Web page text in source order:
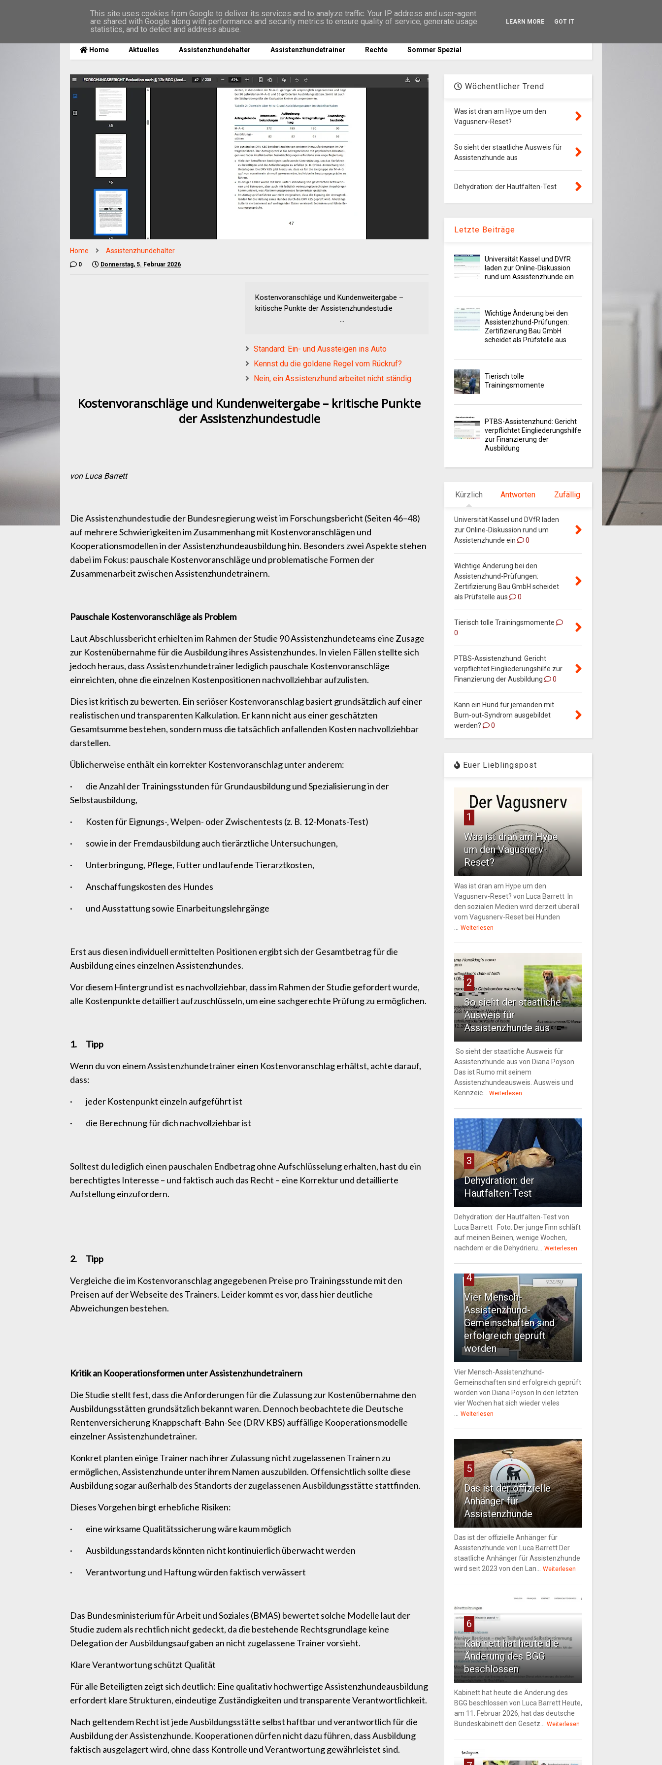
MENU Suche
Home Aktuelles Assistenzhundehalter Assistenzhundetrainer Rechte Sommer Spezial
Home Assistenzhundehalter
0 Donnerstag, 5. Februar 2026
Kostenvoranschläge und Kundenweitergabe –
kritische Punkte der Assistenzhundestudie
...
Standard: Ein- und Aussteigen ins Auto
Kennst du die goldene Regel vom Rückruf?
Nein, ein Assistenzhund arbeitet nicht ständig
Kostenvoranschläge und Kundenweitergabe – kritische Punkte
der Assistenzhundestudie
von Luca Barrett
Die Assistenzhundestudie der Bundesregierung weist im Forschungsbericht (Seiten 46–48)
auf mehrere Schwierigkeiten im Zusammenhang mit Kostenvoranschlägen und
Kooperationsmodellen in der Assistenzhundeausbildung hin. Besonders zwei Aspekte stehen
dabei im Fokus: pauschale Kostenvoranschläge und problematische Formen der
Zusammenarbeit zwischen Assistenzhundetrainern.
Pauschale Kostenvoranschläge als Problem
Laut Abschlussbericht erhielten im Rahmen der Studie 90 Assistenzhundeteams eine Zusage
zur Kostenübernahme für die Ausbildung ihres Assistenzhundes. In vielen Fällen stellte sich
jedoch heraus, dass Assistenzhundetrainer lediglich pauschale Kostenvoranschläge
einreichten, ohne die einzelnen Kostenpositionen nachvollziehbar aufzulisten.
Dies ist kritisch zu bewerten. Ein seriöser Kostenvoranschlag basiert grundsätzlich auf einer
realistischen und transparenten Kalkulation. Er kann nicht aus einer geschätzten
Gesamtsumme bestehen, sondern muss die tatsächlich anfallenden Kosten nachvollziehbar
darstellen.
Üblicherweise enthält ein korrekter Kostenvoranschlag unter anderem:
· die Anzahl der Trainingsstunden für Grundausbildung und Spezialisierung in der
Selbstausbildung,
· Kosten für Eignungs-, Welpen- oder Zwischentests (z. B. 12-Monats-Test)
· sowie in der Fremdausbildung auch tierärztliche Untersuchungen,
· Unterbringung, Pflege, Futter und laufende Tierarztkosten,
· Anschaffungskosten des Hundes
· und Ausstattung sowie Einarbeitungslehrgänge
Erst aus diesen individuell ermittelten Positionen ergibt sich der Gesamtbetrag für die
Ausbildung eines einzelnen Assistenzhundes.
Vor diesem Hintergrund ist es nachvollziehbar, dass im Rahmen der Studie gefordert wurde,
alle Kostenpunkte detailliert aufzuschlüsseln, um eine sachgerechte Prüfung zu ermöglichen.
1. Tipp
Wenn du von einem Assistenzhundetrainer einen Kostenvoranschlag erhältst, achte darauf,
dass:
· jeder Kostenpunkt einzeln aufgeführt ist
· die Berechnung für dich nachvollziehbar ist
Solltest du lediglich einen pauschalen Endbetrag ohne Aufschlüsselung erhalten, hast du ein
berechtigtes Interesse – und faktisch auch das Recht – eine Korrektur und detaillierte
Aufstellung einzufordern.
2. Tipp
Vergleiche die im Kostenvoranschlag angegebenen Preise pro Trainingsstunde mit den
Preisen auf der Webseite des Trainers. Leider kommt es vor, dass hier deutliche
Abweichungen bestehen.
Kritik an Kooperationsformen unter Assistenzhundetrainern
Die Studie stellt fest, dass die Anforderungen für die Zulassung zur Kostenübernahme den
Ausbildungsstätten grundsätzlich bekannt waren. Dennoch beobachtete die Deutsche
Rentenversicherung Knappschaft-Bahn-See (DRV KBS) auffällige Kooperationsmodelle
einzelner Assistenzhundetrainer.
Konkret planten einige Trainer nach ihrer Zulassung nicht zugelassenen Trainern zu
ermöglichen, Assistenzhunde unter ihrem Namen auszubilden. Offensichtlich sollte diese
Ausbildung sogar außerhalb des Standorts der zugelassenen Ausbildungsstätte stattfinden.
Dieses Vorgehen birgt erhebliche Risiken:
· eine wirksame Qualitätssicherung wäre kaum möglich
· Ausbildungsstandards könnten nicht kontinuierlich überwacht werden
· Verantwortung und Haftung würden faktisch verwässert
Das Bundesministerium für Arbeit und Soziales (BMAS) bewertet solche Modelle laut der
Studie zudem als rechtlich nicht gedeckt, da die bestehende Rechtsgrundlage keine
Delegation der Ausbildungsaufgaben an nicht zugelassene Trainer vorsieht.
Klare Verantwortung schützt Qualität
Für alle Beteiligten zeigt sich deutlich: Eine qualitativ hochwertige Assistenzhundeausbildung
erfordert klare Strukturen, eindeutige Zuständigkeiten und transparente Verantwortlichkeit.
Nach geltendem Recht ist jede Ausbildungsstätte selbst haftbar und verantwortlich für die
Ausbildung der Assistenzhunde. Kooperationen dürfen nicht dazu führen, dass Ausbildung
faktisch ausgelagert wird, ohne dass Kontrolle und Verantwortung gewährleistet sind.
Wöchentlicher Trend
Was ist dran am Hype um den
Vagusnerv-Reset?
So sieht der staatliche Ausweis für
Assistenzhunde aus
Dehydration: der Hautfalten-Test
Letzte Beiträge
Universität Kassel und DVfR
laden zur Online-Diskussion
rund um Assistenzhunde ein
Wichtige Änderung bei den
Assistenzhund-Prüfungen:
Zertifizierung Bau GmbH
scheidet als Prüfstelle aus
Tierisch tolle
Trainingsmomente
PTBS-Assistenzhund: Gericht
verpflichtet Eingliederungshilfe
zur Finanzierung der
Ausbildung
Kürzlich Antworten Zufällig
Universität Kassel und DVfR laden
zur Online-Diskussion rund um
Assistenzhunde ein
0
Wichtige Änderung bei den
Assistenzhund-Prüfungen:
Zertifizierung Bau GmbH scheidet
als Prüfstelle aus
0
Tierisch tolle Trainingsmomente
0
PTBS-Assistenzhund: Gericht
verpflichtet Eingliederungshilfe zur
Finanzierung der Ausbildung
0
Kann ein Hund für jemanden mit
Burn-out-Syndrom ausgebildet
werden?
0
Euer Lieblingspost
1
Was ist dran am Hype
um den Vagusnerv-
Reset?
Was ist dran am Hype um den
Vagusnerv-Reset? von Luca Barrett In
den sozialen Medien wird derzeit überall
vom Vagusnerv-Reset bei Hunden
... Weiterlesen
2
So sieht der staatliche
Ausweis für
Assistenzhunde aus
So sieht der staatliche Ausweis für
Assistenzhunde aus von Diana Poyson
Das ist Rumo mit seinem
Assistenzhundeausweis. Ausweis und
Kennzeic... Weiterlesen
3
Dehydration: der
Hautfalten-Test
Dehydration: der Hautfalten-Test von
Luca Barrett Foto: Der junge Finn schläft
auf meinen Beinen, wenige Wochen,
nachdem er die Dehydrieru... Weiterlesen
4
Vier Mensch-
Assistenzhund-
Gemeinschaften sind
erfolgreich geprüft
worden
Vier Mensch-Assistenzhund-
Gemeinschaften sind erfolgreich geprüft
worden von Diana Poyson In den letzten
vier Wochen hat sich wieder vieles
... Weiterlesen
5
Das ist der offizielle
Anhänger für
Assistenzhunde
Das ist der offizielle Anhänger für
Assistenzhunde von Luca Barrett Der
staatliche Anhänger für Assistenzhunde
wird seit 2023 von den Lan... Weiterlesen
6
Kabinett hat heute die
Änderung des BGG
beschlossen
Kabinett hat heute die Änderung des
BGG beschlossen von Luca Barrett Heute,
am 11. Februar 2026, hat das deutsche
Bundeskabinett den Gesetz... Weiterlesen
This site uses cookies from Google to deliver its services and to analyze traffic. Your IP address and user-agent
are shared with Google along with performance and security metrics to ensure quality of service, generate usage
statistics, and to detect and address abuse.
LEARN MORE GOT IT